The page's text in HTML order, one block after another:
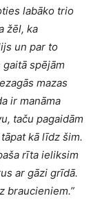
labāko trio
žēl, ka
un par to
gaitā spējām
mazas
ir manāma
taču pagaidām
kā līdz šim.
rīta ieliksim
ar gāzi grīdā.
braucieniem.”